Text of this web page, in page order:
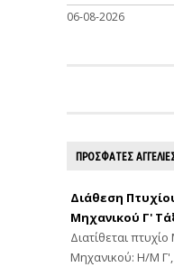
06-08-2026
ΠΡΟΣΦΑΤΕΣ
Διάθεση
Μηχανικού Γ'
Διατίθεται
Μηχανικού: Η/Μ Γ',